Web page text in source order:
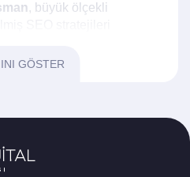
, büyük ölçekli
çevrimiçi varlıklarını
daha etkili bir
için sürekli olarak
GÖSTER